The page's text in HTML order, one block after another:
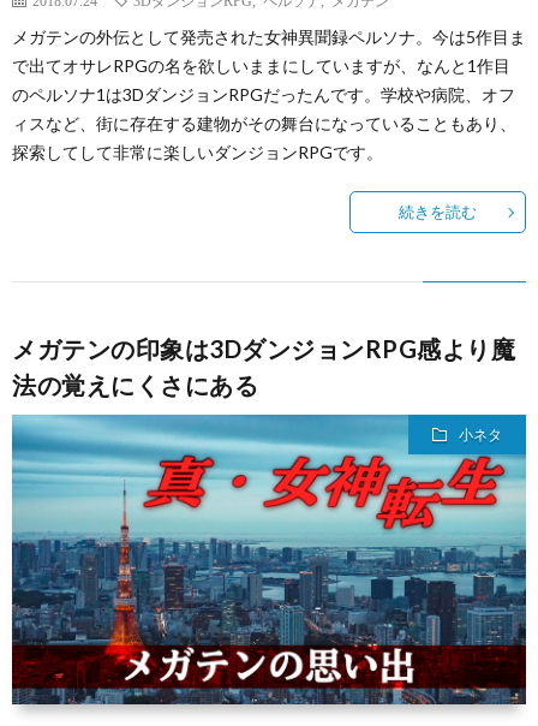
メガテンの外伝として発売された女神異聞録ペルソナ。今は5作目ま
で出てオサレRPGの名を欲しいままにしていますが、なんと1作目
のペルソナ1は3DダンジョンRPGだったんです。学校や病院、オフ
ィスなど、街に存在する建物がその舞台になっていることもあり、
探索してして非常に楽しいダンジョンRPGです。
続きを読む
メガテンの印象は3DダンジョンRPG感より魔
法の覚えにくさにある
小ネタ